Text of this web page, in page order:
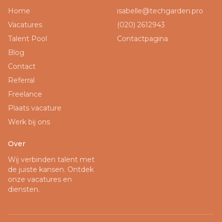
Home
Vacatures
Talent Pool
Blog
Contact
Referral
Freelance
Plaats vacature
Werk bij ons
isabelle@techgarden.pro
(020) 2612943
Contactpagina
Over
Wij verbinden talent met
de juiste kansen. Ontdek
onze vacatures en
diensten.